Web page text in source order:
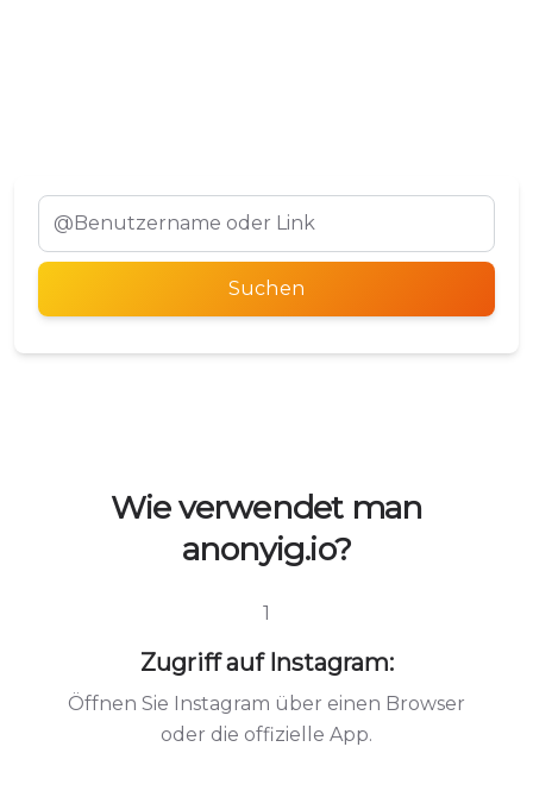
Suchen
Wie verwendet man
anonyig.io?
1
Zugriff auf Instagram:
Öffnen Sie Instagram über einen Browser
oder die offizielle App.